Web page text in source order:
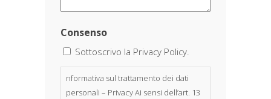
Consenso
Sottoscrivo la Privacy Policy.
nformativa sul trattamento dei dati
personali – Privacy Ai sensi dell’art. 13